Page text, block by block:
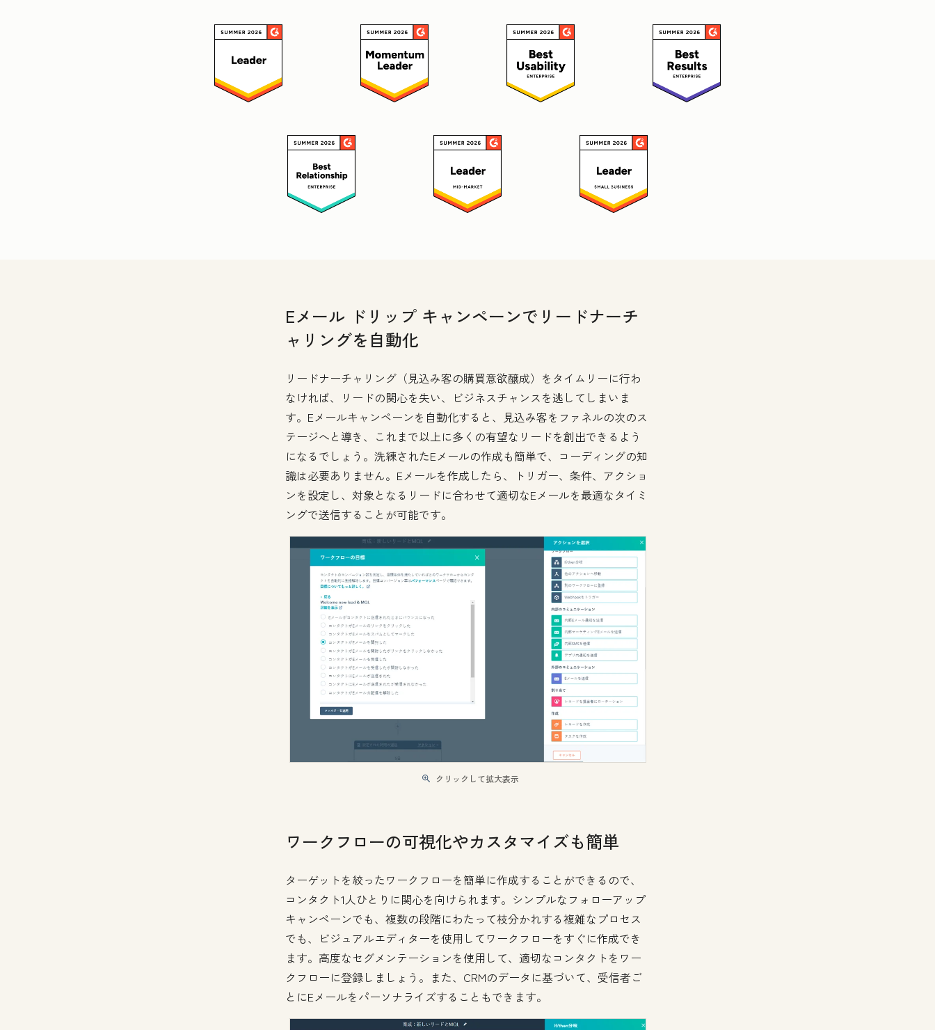
Eメール ドリップ キャンペーンでリードナーチ
ャリングを自動化
リードナーチャリング（見込み客の購買意欲醸成）をタイムリーに行わ
なければ、リードの関心を失い、ビジネスチャンスを逃してしまいま
す。Eメールキャンペーンを自動化すると、見込み客をファネルの次のス
テージへと導き、これまで以上に多くの有望なリードを創出できるよう
になるでしょう。洗練されたEメールの作成も簡単で、コーディングの知
識は必要ありません。Eメールを作成したら、トリガー、条件、アクショ
ンを設定し、対象となるリードに合わせて適切なEメールを最適なタイミ
ングで送信することが可能です。
クリックして拡大表示
ワークフローの可視化やカスタマイズも簡単
ターゲットを絞ったワークフローを簡単に作成することができるので、
コンタクト1人ひとりに関心を向けられます。シンプルなフォローアップ
キャンペーンでも、複数の段階にわたって枝分かれする複雑なプロセス
でも、ビジュアルエディターを使用してワークフローをすぐに作成でき
ます。高度なセグメンテーションを使用して、適切なコンタクトをワー
クフローに登録しましょう。また、CRMのデータに基づいて、受信者ご
とにEメールをパーソナライズすることもできます。